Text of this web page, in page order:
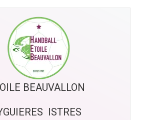
BEAUVALLON
ISTRES